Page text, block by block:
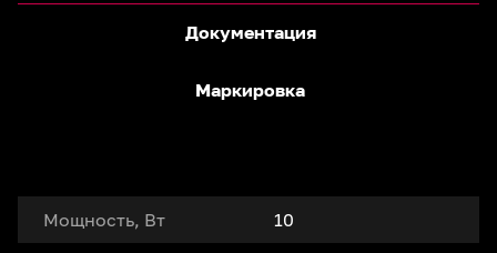
Документация
Маркировка
Мощность, Вт 10